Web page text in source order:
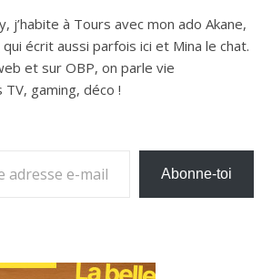
j’habite à Tours avec mon ado Akane,
qui écrit aussi parfois ici et Mina le chat.
et sur OBP, on parle vie
gaming, déco !
Abonne-toi